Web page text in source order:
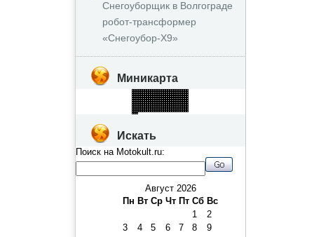
Снегоуборщик в Волгограде
робот‑трансформер
«Снегоубор‑X9»
Миникарта
Искать
Поиск на Motokult.ru:
Август 2026
Пн Вт Ср Чт Пт Сб Вс
1
2
3
4 5 6 7 8
9